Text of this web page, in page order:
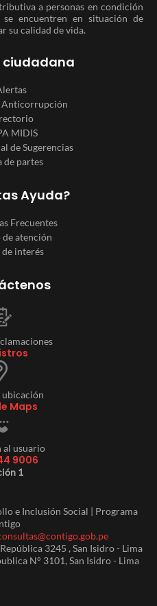
a personas en condición
encuentren en situación de
su calidad de vida.
ciudadana
Anticorrupción
MIDIS
de Sugerencias
de partes
Ayuda?
Frecuentes
atención
de interés
ubicación
Maps
al usuario
9006
1
e Inclusión Social | Programa
3245 , San Isidro - Lima
N° 3101, San Isidro - Lima